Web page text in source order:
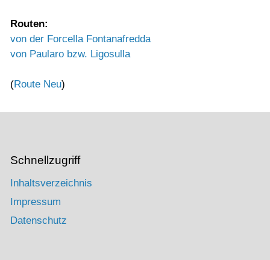
Routen:
von der Forcella Fontanafredda
von Paularo bzw. Ligosulla
(Route Neu)
Schnellzugriff
Inhaltsverzeichnis
Impressum
Datenschutz